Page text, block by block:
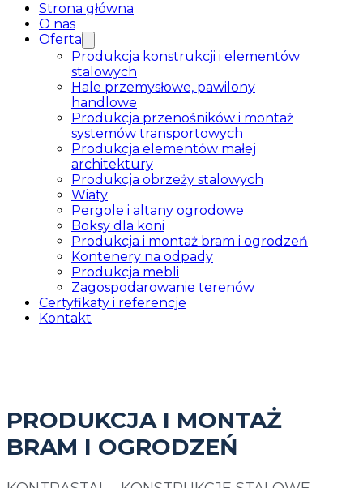
Strona główna
O nas
Oferta
Produkcja konstrukcji i elementów
stalowych
Hale przemysłowe, pawilony
handlowe
Produkcja przenośników i montaż
systemów transportowych
Produkcja elementów małej
architektury
Produkcja obrzeży stalowych
Wiaty
Pergole i altany ogrodowe
Boksy dla koni
Produkcja i montaż bram i ogrodzeń
Kontenery na odpady
Produkcja mebli
Zagospodarowanie terenów
Certyfikaty i referencje
Kontakt
PRODUKCJA I MONTAŻ
BRAM I OGRODZEŃ